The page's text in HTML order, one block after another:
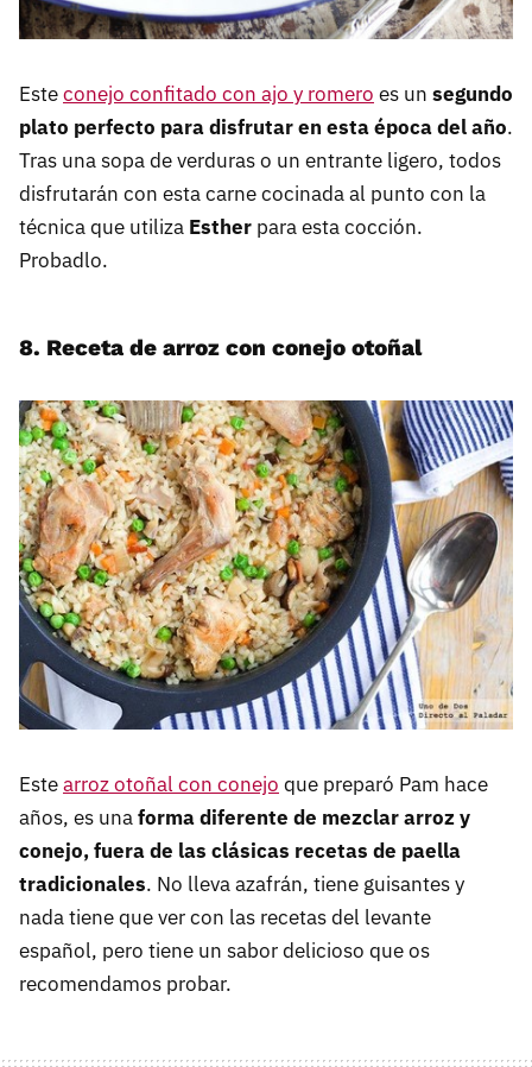
Esteconejo confitado con ajo y romero es un segundo
plato perfecto para disfrutar en esta época del año.
Tras una sopa de verduras o un entrante ligero, todos
disfrutarán con esta carne cocinada al punto con la
técnica que utiliza Esther para esta cocción.
Probadlo.
8. Receta de arroz con conejo otoñal
Estearroz otoñal con conejo que preparó Pam hace
años, es unaforma diferente de mezclar arroz y
conejo, fuera de las clásicas recetas de paella
tradicionales. No lleva azafrán, tiene guisantes y
nada tiene que ver con las recetas del levante
español, pero tiene un sabor delicioso que os
recomendamos probar.